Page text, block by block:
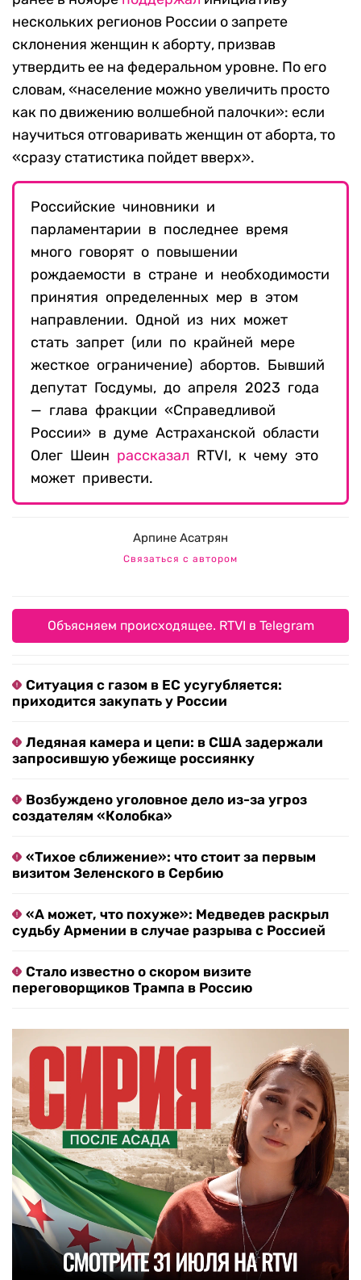
нескольких регионов России о запрете
склонения женщин к аборту, призвав
утвердить ее на федеральном уровне. По его
словам, «население можно увеличить просто
как по движению волшебной палочки»: если
научиться отговаривать женщин от аборта, то
«сразу статистика пойдет вверх».
Российские чиновники и
парламентарии в последнее время
много говорят о повышении
рождаемости в стране и необходимости
принятия определенных мер в этом
направлении. Одной из них может
стать запрет (или по крайней мере
жесткое ограничение) абортов. Бывший
депутат Госдумы, до апреля 2023 года
— глава фракции «Справедливой
России» в думе Астраханской области
Олег Шеин рассказал RTVI, к чему это
может привести.
Арпине Асатрян
Связаться с автором
Объясняем происходящее. RTVI в Telegram
Ситуация с газом в ЕС усугубляется:
приходится закупать у России
Ледяная камера и цепи: в США задержали
запросившую убежище россиянку
Возбуждено уголовное дело из-за угроз
создателям «Колобка»
«Тихое сближение»: что стоит за первым
визитом Зеленского в Сербию
«А может, что похуже»: Медведев раскрыл
судьбу Армении в случае разрыва с Россией
Стало известно о скором визите
переговорщиков Трампа в Россию